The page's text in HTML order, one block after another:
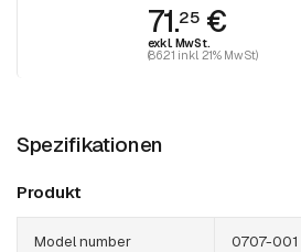
71.25€
exkl. MwSt.
(86.21 inkl. 21% MwSt)
Spezifikationen
Produkt
Model number 0707-001